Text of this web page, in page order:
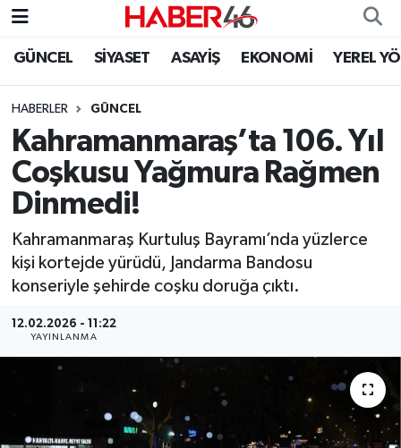
GÜNCEL SİYASET ASAYİŞ EKONOMİ YEREL
HABERLER GÜNCEL
Kahramanmaraş’ta 106. Yıl
Coşkusu Yağmura Rağmen
Dinmedi!
Kahramanmaraş Kurtuluş Bayramı’nda yüzlerce
kişi kortejde yürüdü, Jandarma Bandosu
konseriyle şehirde coşku doruğa çıktı.
12.02.2026 - 11:22
YAYINLANMA
GÜNCEL
SİYASET
EKONOMİ
SPOR
YAŞAM
TEKNOLOJİ
SAĞLIK
EĞİTİM
İLÇE HABERLERİ
Nöbetçi Eczaneler
Hava Durumu
Kahramanmaraş Namaz Vakitleri
Trafik Durumu
Süper Lig Puan Durumu ve Fikstür
Tüm Manşetler
Son Dakika Haberleri
Haber Arşivi